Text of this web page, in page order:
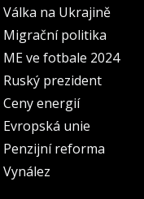
Válka na Ukrajině
Migrační politika
ME ve fotbale 2024
Ruský prezident
Ceny energií
Evropská unie
Penzijní reforma
Vynález